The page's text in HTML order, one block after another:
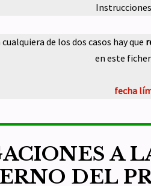
cualquiera de los dos casos hay que
en este
fecha
A
DEL